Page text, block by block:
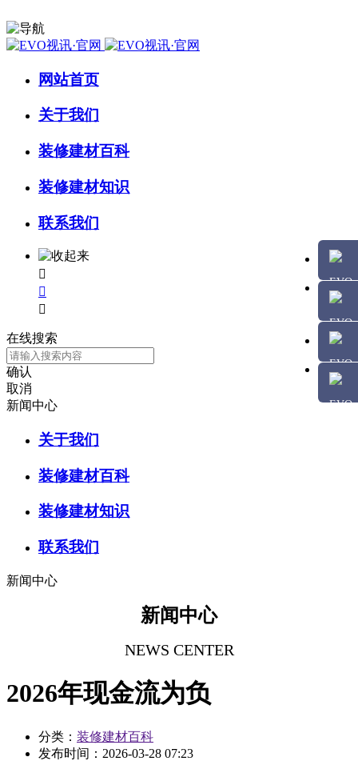
网站首页
关于我们
装修建材百科
装修建材知识
联系我们



在线搜索
确认
取消
新闻中心
关于我们
装修建材百科
装修建材知识
联系我们
新闻中心
新闻中心
NEWS CENTER
2026年现金流为负
分类： 装修建材百科
发布时间： 2026-03-28 07:23